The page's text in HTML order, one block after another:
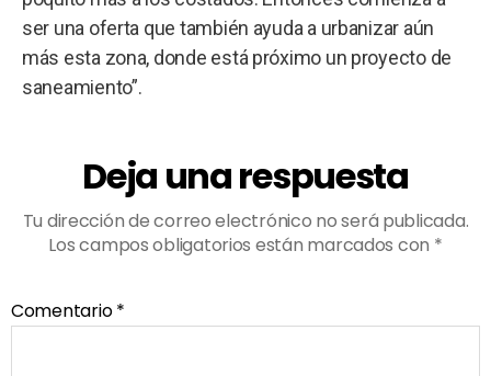
ser una oferta que también ayuda a urbanizar aún
más esta zona, donde está próximo un proyecto de
saneamiento”.
Deja una respuesta
Tu dirección de correo electrónico no será publicada.
Los campos obligatorios están marcados con *
Comentario*